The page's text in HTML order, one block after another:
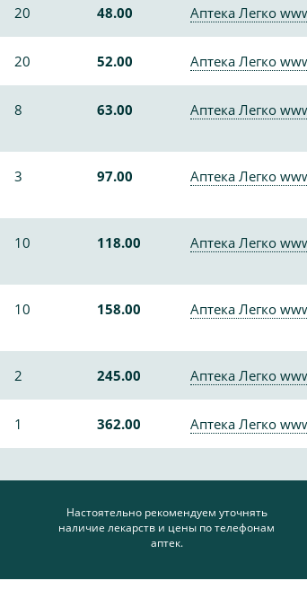
20 48.00 Аптека Легко
20 52.00 Аптека Легко
8 63.00 Аптека Легко
3 97.00 Аптека Легко
10 118.00 Аптека Легко
10 158.00 Аптека Легко
2 245.00 Аптека Легко
1 362.00 Аптека Легко
Настоятельно рекомендуем уточнять
наличие лекарств и цены по телефонам
аптек.